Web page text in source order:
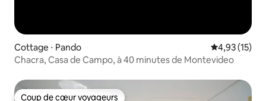
Cottage ⋅ Pando Évaluation
4,93 (15)
Chacra, Casa de Campo, à 40 minutes de Montevideo
Coup de cœur voyageurs